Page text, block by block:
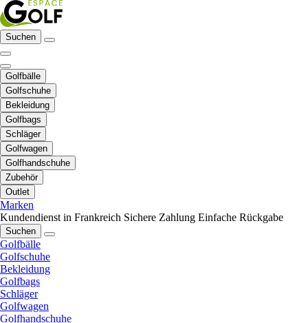
Suchen
Golfbälle
Golfschuhe
Bekleidung
Golfbags
Schläger
Golfwagen
Golfhandschuhe
Zubehör
Outlet
Marken
Kundendienst in Frankreich Sichere Zahlung Einfache Rückgabe
Suchen
Golfbälle
Golfschuhe
Bekleidung
Golfbags
Schläger
Golfwagen
Golfhandschuhe